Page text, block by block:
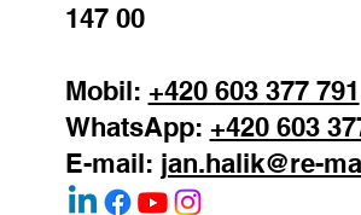
147 00
Mobil: +420 603 377 791
WhatsApp: +420 603
E-mail: jan.halik@re-